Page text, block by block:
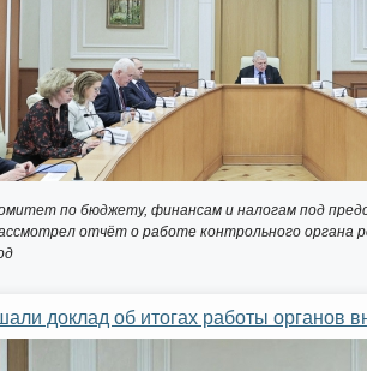
по бюджету, финансам и налогам под
отчёт о работе контрольного органа
доклад об итогах работы органов